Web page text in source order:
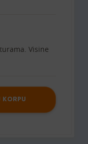
Visine
KORPU